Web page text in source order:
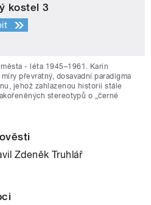
kostel 3
- léta 1945–1961. Karin
převratný, dosavadní paradigma
jehož zahlazenou historii stále
stereotypů o „černé
Zdeněk Truhlář